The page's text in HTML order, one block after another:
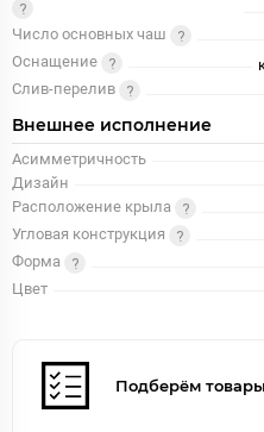
Число основных чаш
Оснащение
Слив-перелив
Внешнее исполнение
Асимметричность
Дизайн
Расположение крыла
Угловая конструкция
Форма
Цвет
Подберём